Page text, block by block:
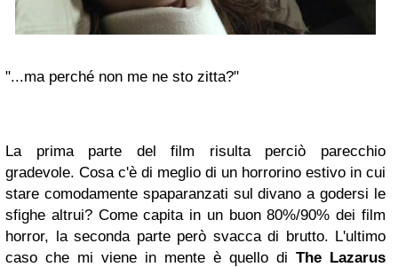
"...ma perché non me ne sto zitta?"
La prima parte del film risulta perciò parecchio
gradevole. Cosa c'è di meglio di un horrorino estivo in cui
stare comodamente spaparanzati sul divano a godersi le
sfighe altrui? Come capita in un buon 80%/90% dei film
horror, la seconda parte però svacca di brutto. L'ultimo
caso che mi viene in mente è quello di The Lazarus